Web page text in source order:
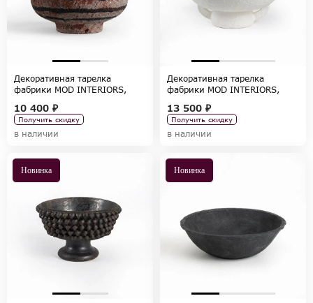
Декоративная тарелка
фабрики MOD INTERIORS,
10 400 ₽
Получить скидку
в наличии
Декоративная тарелка
фабрики MOD INTERIORS,
13 500 ₽
Получить скидку
в наличии
Новинка Новинка